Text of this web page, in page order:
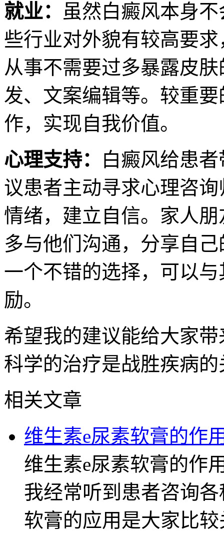
就业：
虽然白癜风本身
些行业对外貌有较高要
从事不需要过多暴露皮
发、文案编辑等。较重
作，实现自我价值。
心理支持：
白癜风给患
议患者主动寻求心理咨
情绪，建立自信。家人
多与他们沟通，分享自
一个不错的选择，可以
励。
希望我的建议能给大家
科学的治疗是战胜疾病的
相关文章
维生素e尿素软膏的作
维生素e尿素软膏的作
我经常听到患者咨询
软膏的应用是大家比